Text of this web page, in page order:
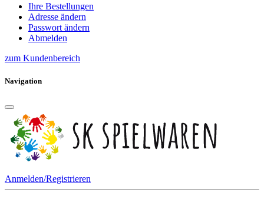
Ihre Bestellungen
Adresse ändern
Passwort ändern
Abmelden
zum Kundenbereich
Navigation
Anmelden/Registrieren